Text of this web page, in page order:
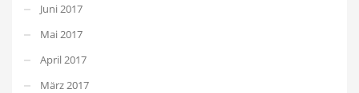
Juni 2017
Mai 2017
April 2017
März 2017